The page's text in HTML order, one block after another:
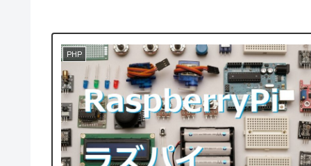
PHP